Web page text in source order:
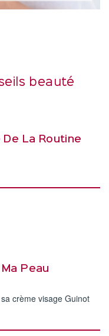
beauté
De La Routine
Peau
crème visage Guinot